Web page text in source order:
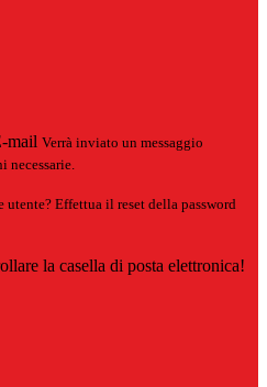
mail Verrà inviato un messaggio
necessarie.
utente? Effettua il reset della password
la casella di posta elettronica!